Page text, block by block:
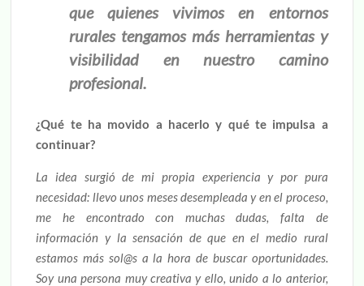
que quienes vivimos en entornos
rurales tengamos más herramientas y
visibilidad en nuestro camino
profesional.
¿Qué te ha movido a hacerlo y qué te impulsa a
continuar?
La idea surgió de mi propia experiencia y por pura
necesidad: llevo unos meses desempleada y en el proceso,
me he encontrado con muchas dudas, falta de
información y la sensación de que en el medio rural
estamos más sol@s a la hora de buscar oportunidades.
Soy una persona muy creativa y ello, unido a lo anterior,